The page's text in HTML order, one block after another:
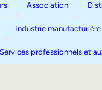
Association
Industrie manufacturière
Services professionnels et